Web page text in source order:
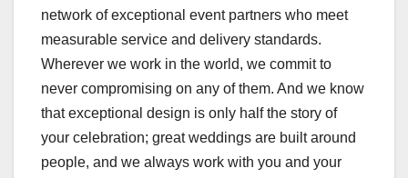
network of exceptional event partners who meet
measurable service and delivery standards.
Wherever we work in the world, we commit to
never compromising on any of them. And we know
that exceptional design is only half the story of
your celebration; great weddings are built around
people, and we always work with you and your